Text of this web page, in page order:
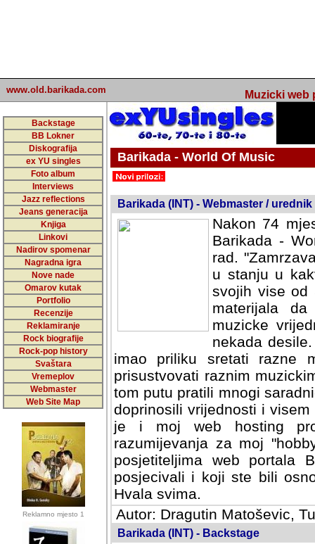
www.old.barikada.com Muzicki web
Backstage
BB Lokner
Diskografija
ex YU singles
Foto album
Interviews
Jazz reflections
Jeans generacija
Knjiga
Linkovi
Nadirov spomenar
Nagradna igra
Nove nade
Omarov kutak
Portfolio
Recenzije
Reklamiranje
Rock biografije
Rock-pop history
Svaštara
Vremeplov
Webmaster
Web Site Map
Reklamno mjesto 1
Barikada - World Of Music
Barikada (INT) - Webmaster / urednik
Nakon 74
Barikada -
rad.
u stanju u
svojih vise od
materijala
muzicke
nekada
imao priliku sretati razne
prisustvovati raznim
tom putu pratili mnogi
doprinosili vrijednosti i
je i moj web hosting
razumijevanja za moj
posjetiteljima web portala
posjecivali i koji ste bili
Hvala svima.
Autor: Dragutin Matoševic,
Barikada (INT) - Backstage